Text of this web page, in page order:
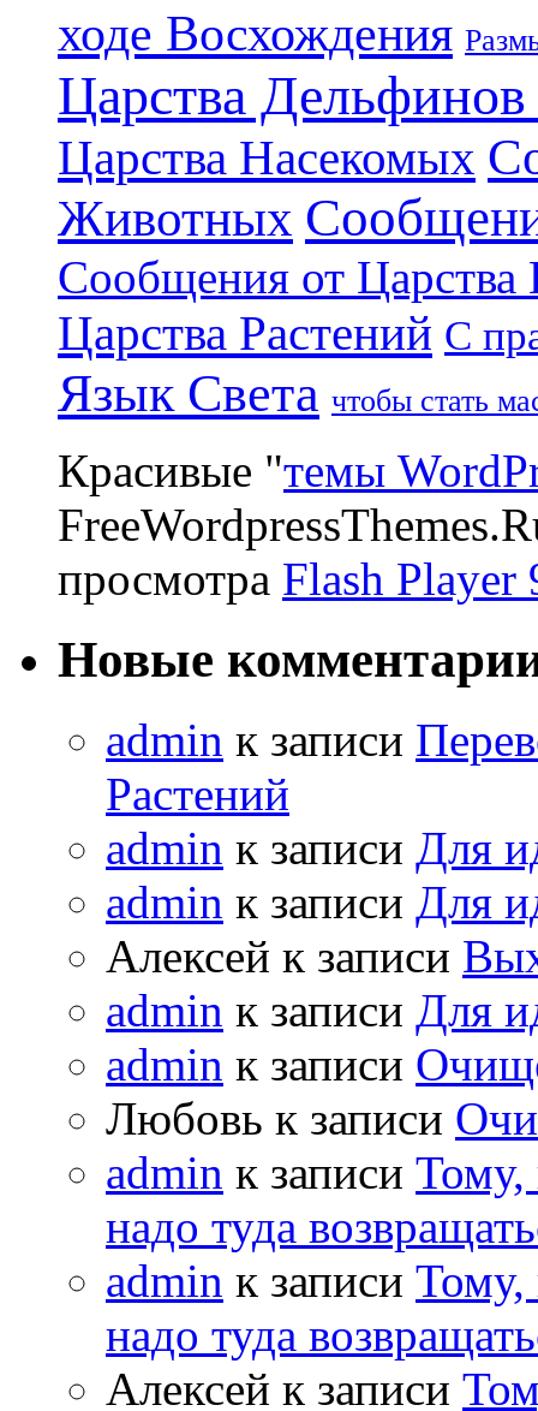
ходе Восхождения
Царства
Царства Насекомых
Животных
Сообщения от Царства
Царства Растений С
Язык Света чтобы стать
Красивые "темы
просмотра Flash Player
Новые
admin к записи
Растений
admin к записи Для
admin к записи Для
Алексей к записи
admin к записи Для
admin к записи
Любовь к записи
admin к записи Тому,
надо туда
admin к записи Тому,
надо туда
Алексей к записи